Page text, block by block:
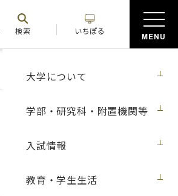
大学について
学部・研究科・附置機関等
入試情報
教育・学生生活
検索 いちぽる
MENU